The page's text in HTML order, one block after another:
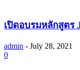
เปิดอบรมหลักสูตร
admin - July 28, 2021
0